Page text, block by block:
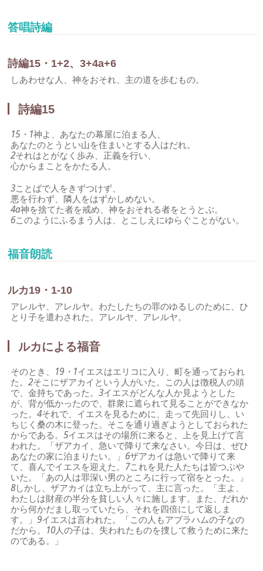
答唱詩編
詩編15・1+2、3+4a+6
しあわせな人、神をおそれ、主の道を歩むもの。
詩編15
15・1神よ、あなたの幕屋に泊まる人、
あなたのとうとい山を住まいとする人はだれ。
2それはとがなく歩み、正義を行い、
心からまことをかたる人。
3ことばで人をきずつけず、
悪を行わず、隣人をはずかしめない。
4a神を捨てた者を戒め、神をおそれる者をとうとぶ。
6このようにふるまう人は、とこしえにゆらぐことがない。
福音朗読
ルカ19・1-10
アレルヤ、アレルヤ。わたしたちの罪のゆるしのために、ひ
とり子を遣わされた。アレルヤ、アレルヤ。
ルカによる福音
そのとき、 19・1イエスはエリコに入り、町を通っておられ
た。2そこにザアカイという人がいた。この人は徴税人の頭
で、金持ちであった。3イエスがどんな人か見ようとした
が、背が低かったので、群衆に遮られて見ることができなか
った。4それで、イエスを見るために、走って先回りし、い
ちじく桑の木に登った。そこを通り過ぎようとしておられた
からである。5イエスはその場所に来ると、上を見上げて言
われた。「ザアカイ、急いで降りて来なさい。今日は、ぜひ
あなたの家に泊まりたい。」 6ザアカイは急いで降りて来
て、喜んでイエスを迎えた。 7これを見た人たちは皆つぶや
いた。「あの人は罪深い男のところに行って宿をとった。」
8しかし、ザアカイは立ち上がって、主に言った。「主よ、
わたしは財産の半分を貧しい人々に施します。また、だれか
から何かだまし取っていたら、それを四倍にして返しま
す。」9イエスは言われた。「この人もアブラハムの子なの
だから。 10人の子は、失われたものを捜して救うために来た
のである。」